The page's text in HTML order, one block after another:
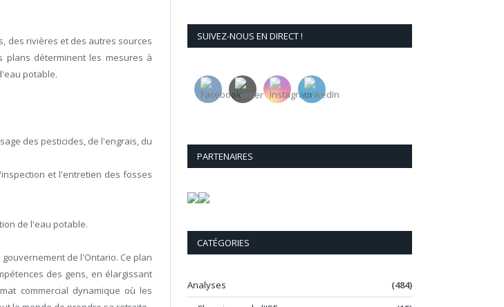
des rivières et des autres sources
plans déterminent les mesures à
potable.
des pesticides, de l'engrais, du
et l'entretien des fosses
de l'eau potable.
de l'Ontario. Ce plan
des gens, en élargissant
commercial dynamique où les
SUIVEZ-NOUS EN DIRECT !
PARTENAIRES
CATÉGORIES
Analyses
(484)